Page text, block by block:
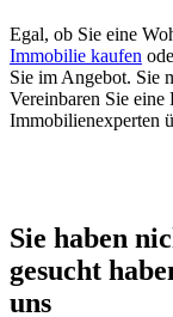
Egal, ob Sie eine
Immobilie kaufen
Sie im Angebot. Sie
Vereinbaren Sie eine
Immobilienexperten
Sie haben
gesucht
uns